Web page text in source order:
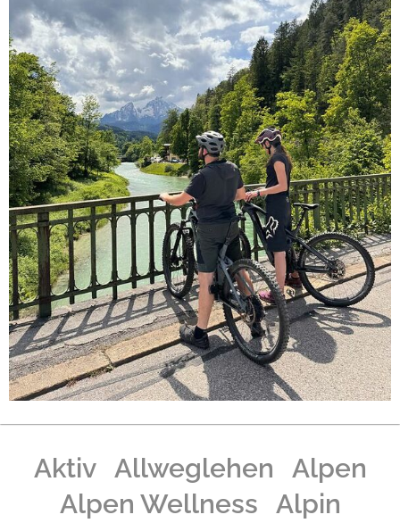
Aktiv Allweglehen
Alpen
Alpen Wellness Alpin